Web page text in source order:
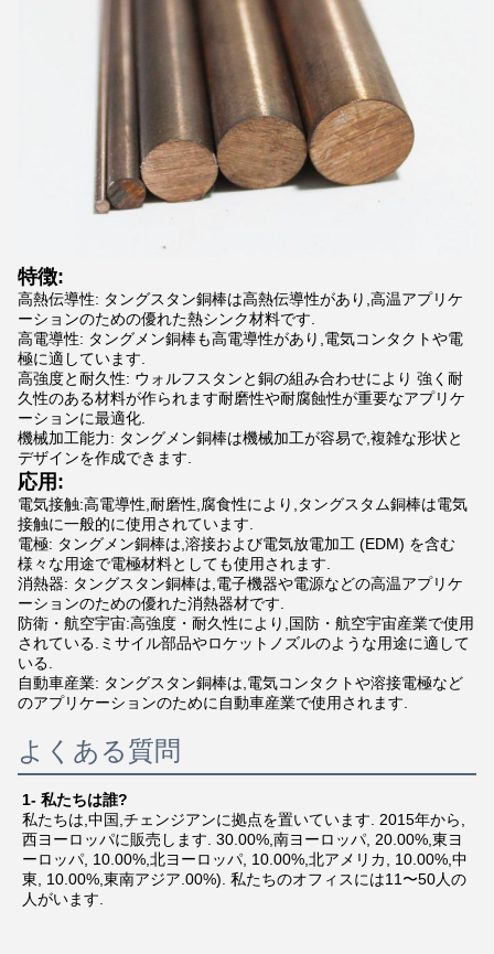
特徴:
高熱伝導性: タングスタン銅棒は高熱伝導性があり,高温アプリケ
ーションのための優れた熱シンク材料です.
高電導性: タングメン銅棒も高電導性があり,電気コンタクトや電
極に適しています.
高強度と耐久性: ウォルフスタンと銅の組み合わせにより 強く耐
久性のある材料が作られます耐磨性や耐腐蝕性が重要なアプリケ
ーションに最適化.
機械加工能力: タングメン銅棒は機械加工が容易で,複雑な形状と
デザインを作成できます.
応用:
電気接触:高電導性,耐磨性,腐食性により,タングスタム銅棒は電気
接触に一般的に使用されています.
電極: タングメン銅棒は,溶接および電気放電加工 (EDM) を含む
様々な用途で電極材料としても使用されます.
消熱器: タングスタン銅棒は,電子機器や電源などの高温アプリケ
ーションのための優れた消熱器材です.
防衛・航空宇宙:高強度・耐久性により,国防・航空宇宙産業で使用
されている.ミサイル部品やロケットノズルのような用途に適して
いる.
自動車産業: タングスタン銅棒は,電気コンタクトや溶接電極など
のアプリケーションのために自動車産業で使用されます.
よくある質問
1- 私たちは誰?
私たちは,中国,チェンジアンに拠点を置いています. 2015年から,
西ヨーロッパに販売します. 30.00%,南ヨーロッパ, 20.00%,東ヨ
ーロッパ, 10.00%,北ヨーロッパ, 10.00%,北アメリカ, 10.00%,中
東, 10.00%,東南アジア.00%). 私たちのオフィスには11〜50人の
人がいます.